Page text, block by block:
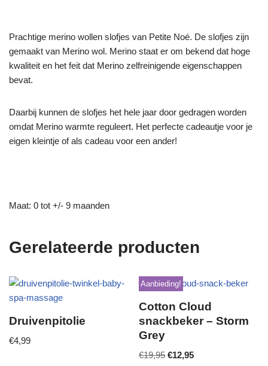
Prachtige merino wollen slofjes van Petite Noé. De slofjes zijn
gemaakt van Merino wol. Merino staat er om bekend dat hoge
kwaliteit en het feit dat Merino zelfreinigende eigenschappen
bevat.
Daarbij kunnen de slofjes het hele jaar door gedragen worden
omdat Merino warmte reguleert. Het perfecte cadeautje voor je
eigen kleintje of als cadeau voor een ander!
Maat: 0 tot +/- 9 maanden
Gerelateerde producten
Druivenpitolie
€4,99
Aanbieding!
Cotton Cloud
snackbeker – Storm
Grey
€19,95 €12,95